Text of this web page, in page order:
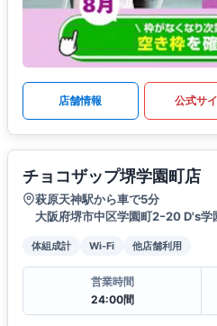
店舗情報 公式サ
チョコザップ堺学園町店
萩原天神駅から車で5分
大阪府堺市中区学園町2ｰ20 D's学
体組成計 Wi-Fi 他店舗利用
営業時間
24:00間